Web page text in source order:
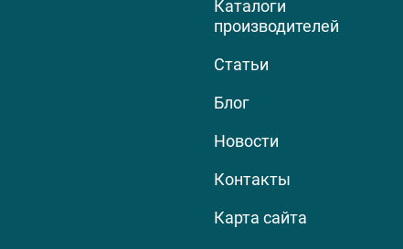
Каталоги
производителей
Статьи
Блог
Новости
Контакты
Карта сайта